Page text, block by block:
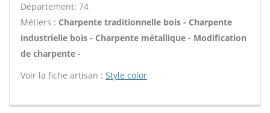
Département: 74
Métiers : Charpente traditionnelle bois - Charpente
industrielle bois - Charpente métallique - Modification
de charpente -
Voir la fiche artisan : Style color